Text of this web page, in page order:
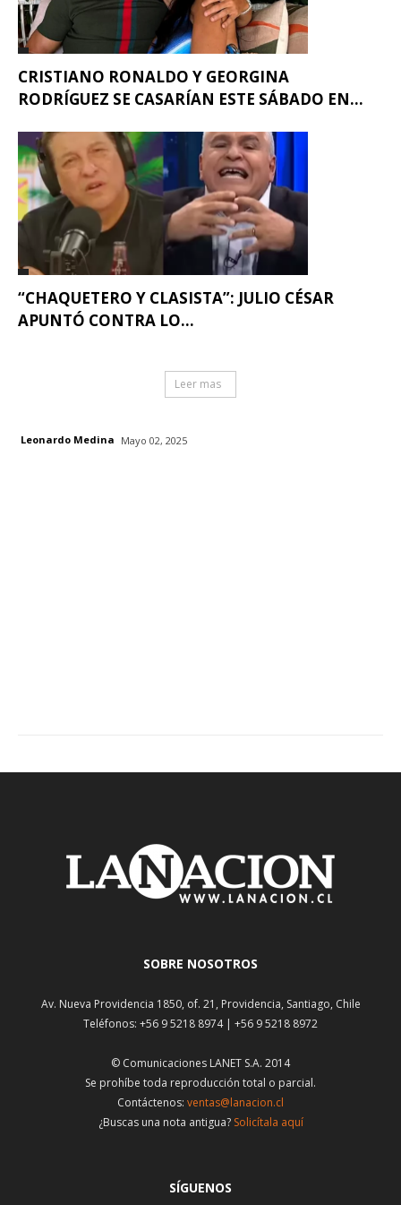
CRISTIANO RONALDO Y GEORGINA
RODRÍGUEZ SE CASARÍAN ESTE SÁBADO EN...
“CHAQUETERO Y CLASISTA”: JULIO CÉSAR
APUNTÓ CONTRA LO...
Leer mas
Leonardo Medina Mayo 02, 2025
SOBRE NOSOTROS
Av. Nueva Providencia 1850, of. 21, Providencia, Santiago, Chile
Teléfonos: +56 9 5218 8974 | +56 9 5218 8972
© Comunicaciones LANET S.A. 2014
Se prohíbe toda reproducción total o parcial.
Contáctenos: ventas@lanacion.cl
¿Buscas una nota antigua? Solicítala aquí
SÍGUENOS